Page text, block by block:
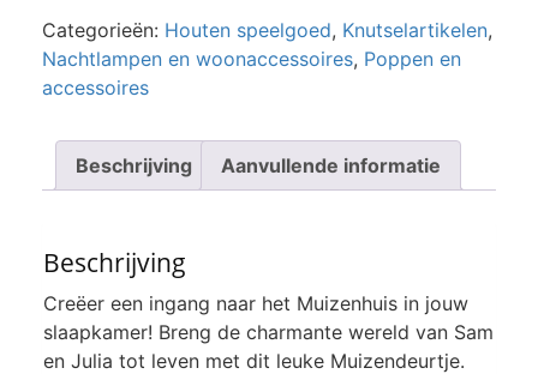
Categorieën: Houten speelgoed, Knutselartikelen,
Nachtlampen en woonaccessoires, Poppen en
accessoires
Beschrijving Aanvullende informatie
Beschrijving
Creëer een ingang naar het Muizenhuis in jouw
slaapkamer! Breng de charmante wereld van Sam
en Julia tot leven met dit leuke Muizendeurtje.